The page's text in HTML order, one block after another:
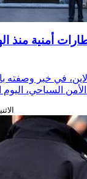
أمنية منذ
في خبر وصفته
الاثنين، 23